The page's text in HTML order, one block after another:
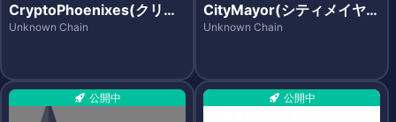
CryptoPhoenixes(クリプ
トフェニックス)
Unknown Chain
CityMayor(シティメイヤ
ー)
Unknown Chain
公開中 公開中